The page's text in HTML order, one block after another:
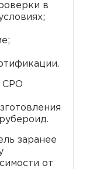
в
СРО
заранее
от